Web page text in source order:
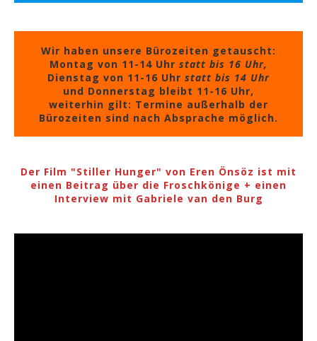
Wir haben unsere Bürozeiten getauscht:
Montag von 11-14 Uhr statt bis 16 Uhr,
Dienstag von 11-16 Uhr statt bis 14 Uhr
und Donnerstag bleibt 11-16 Uhr,
weiterhin gilt: Termine außerhalb der
Bürozeiten sind nach Absprache möglich.
Der Film "Stiller Hunger" von Eren Önsöz ist mit
einen Beitrag über die Froschkönige + einen
Interview mit Gabriele van den Burg